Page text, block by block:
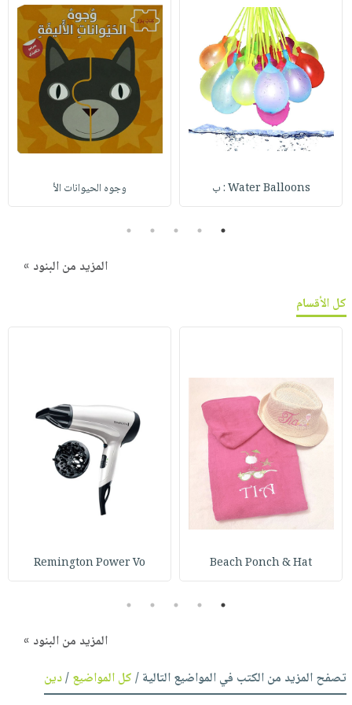
Water Balloons : ب وجوه الحيوانات الأ
1
2
3
4
5
المزيد من البنود »
كل الأقسام
Beach Ponch & Hat
Remington Power Vo
1
2
3
4
5
المزيد من البنود »
تصفح المزيد من الكتب في المواضيع التالية /كل المواضيع/دين